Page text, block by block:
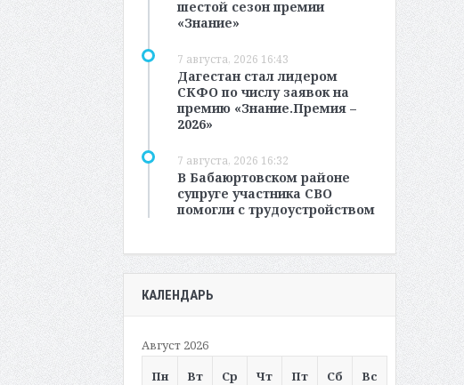
шестой сезон премии
«Знание»
7 августа, 2026 16:43
Дагестан стал лидером
СКФО по числу заявок на
премию «Знание.Премия –
2026»
7 августа, 2026 16:32
В Бабаюртовском районе
супруге участника СВО
помогли с трудоустройством
КАЛЕНДАРЬ
Август 2026
Пн
Вт Ср Чт Пт Сб Вс